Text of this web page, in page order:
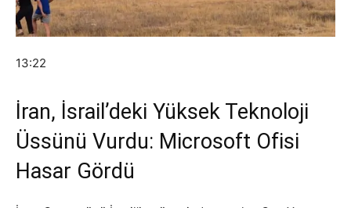
13:22
İran, İsrail’deki Yüksek Teknoloji
Üssünü Vurdu: Microsoft Ofisi
Hasar Gördü